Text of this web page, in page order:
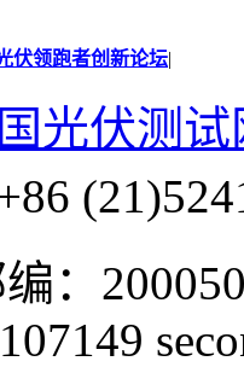
伏领跑者创新论坛|
光伏测试
：